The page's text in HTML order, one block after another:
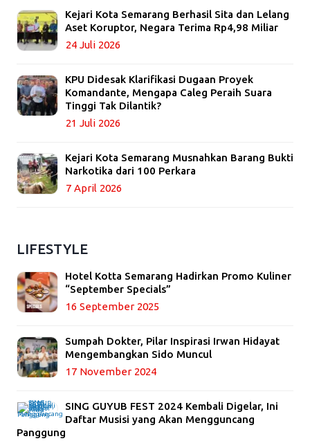
Kejari Kota Semarang Berhasil Sita dan Lelang
Aset Koruptor, Negara Terima Rp4,98 Miliar
24 Juli 2026
KPU Didesak Klarifikasi Dugaan Proyek
Komandante, Mengapa Caleg Peraih Suara
Tinggi Tak Dilantik?
21 Juli 2026
Kejari Kota Semarang Musnahkan Barang Bukti
Narkotika dari 100 Perkara
7 April 2026
LIFESTYLE
Hotel Kotta Semarang Hadirkan Promo Kuliner
“September Specials”
16 September 2025
Sumpah Dokter, Pilar Inspirasi Irwan Hidayat
Mengembangkan Sido Muncul
17 November 2024
SING GUYUB FEST 2024 Kembali Digelar, Ini
Daftar Musisi yang Akan Mengguncang
Panggung